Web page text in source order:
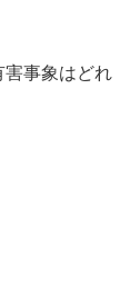
事象はどれ